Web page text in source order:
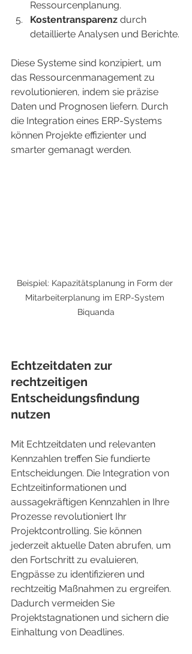
Ressourcenplanung.
Kostentransparenz durch
detaillierte Analysen und Berichte.
Diese Systeme sind konzipiert, um
das Ressourcenmanagement zu
revolutionieren, indem sie präzise
Daten und Prognosen liefern. Durch
die Integration eines ERP-Systems
können Projekte effizienter und
smarter gemanagt werden.
Beispiel: Kapazitätsplanung in Form der
Mitarbeiterplanung im ERP-System
Biquanda
Echtzeitdaten zur
rechtzeitigen
Entscheidungsfindung
nutzen
Mit Echtzeitdaten und relevanten
Kennzahlen treffen Sie fundierte
Entscheidungen. Die Integration von
Echtzeitinformationen und
aussagekräftigen Kennzahlen in Ihre
Prozesse revolutioniert Ihr
Projektcontrolling. Sie können
jederzeit aktuelle Daten abrufen, um
den Fortschritt zu evaluieren,
Engpässe zu identifizieren und
rechtzeitig Maßnahmen zu ergreifen.
Dadurch vermeiden Sie
Projektstagnationen und sichern die
Einhaltung von Deadlines.